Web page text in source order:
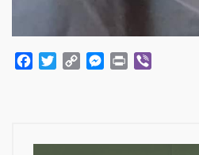
Facebook
Twitter
Copy
Messenger
Print